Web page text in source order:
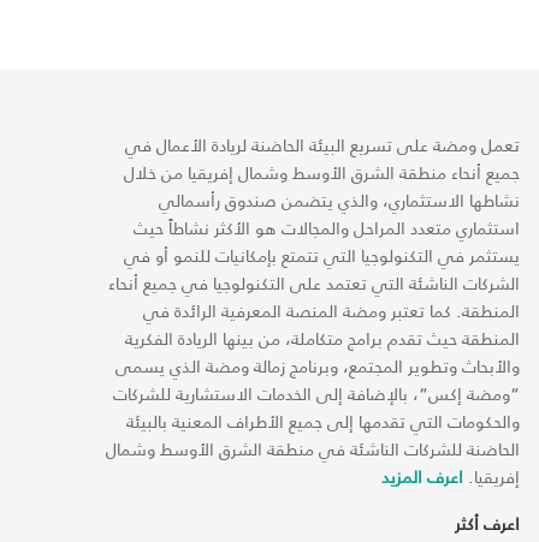
تعمل ومضة على تسريع البيئة الحاضنة لريادة الأعمال في
جميع أنحاء منطقة الشرق الأوسط وشمال إفريقيا من خلال
نشاطها الاستثماري، والذي يتضمن صندوق رأسمالي
استثماري متعدد المراحل والمجالات هو الأكثر نشاطاً حيث
يستثمر في التكنولوجيا التي تتمتع بإمكانيات للنمو أو في
الشركات الناشئة التي تعتمد على التكنولوجيا في جميع أنحاء
المنطقة. كما تعتبر ومضة المنصة المعرفية الرائدة في
المنطقة حيث تقدم برامج متكاملة، من بينها الريادة الفكرية
والأبحاث وتطوير المجتمع، وبرنامج زمالة ومضة الذي يسمى
“ومضة إكس“، بالإضافة إلى الخدمات الاستشارية للشركات
والحكومات التي تقدمها إلى جميع الأطراف المعنية بالبيئة
الحاضنة للشركات الناشئة في منطقة الشرق الأوسط وشمال
إفريقيا. اعرف المزيد
اعرف أكثر